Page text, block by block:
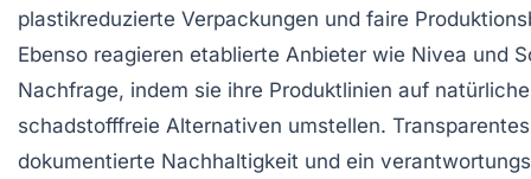
plastikreduzierte Verpackungen und faire
Ebenso reagieren etablierte Anbieter wie Nivea und
Nachfrage, indem sie ihre Produktlinien auf
schadstofffreie Alternativen umstellen.
dokumentierte Nachhaltigkeit und ein